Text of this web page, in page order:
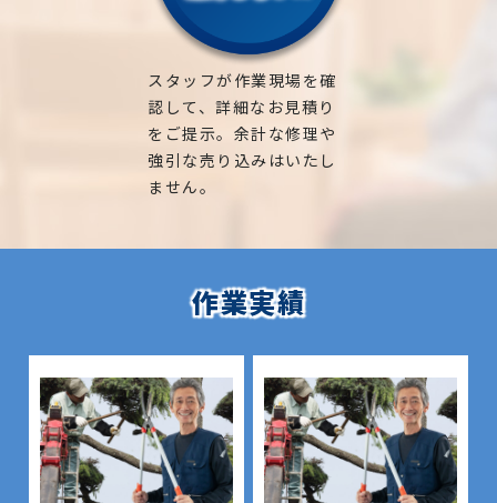
スタッフが作業現場を確
認して、詳細なお見積り
をご提示。余計な修理や
強引な売り込みはいたし
ません。
作業実績